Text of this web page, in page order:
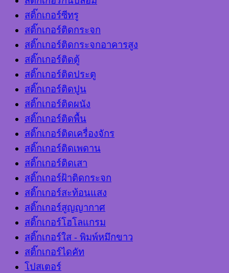
สติ๊กเกอร์ซีทรู
สติ๊กเกอร์ติดกระจก
สติ๊กเกอร์ติดกระจกอาคารสูง
สติ๊กเกอร์ติดตู้
สติ๊กเกอร์ติดประตู
สติ๊กเกอร์ติดปูน
สติ๊กเกอร์ติดผนัง
สติ๊กเกอร์ติดพื้น
สติ๊กเกอร์ติดเครื่องจักร
สติ๊กเกอร์ติดเพดาน
สติ๊กเกอร์ติดเสา
สติ๊กเกอร์ฝ้าติดกระจก
สติ๊กเกอร์สะท้อนแสง
สติ๊กเกอร์สูญญากาศ
สติ๊กเกอร์โฮโลแกรม
สติ๊กเกอร์ใส - พิมพ์หมึกขาว
สติ๊กเกอร์ไดคัท
โปสเตอร์